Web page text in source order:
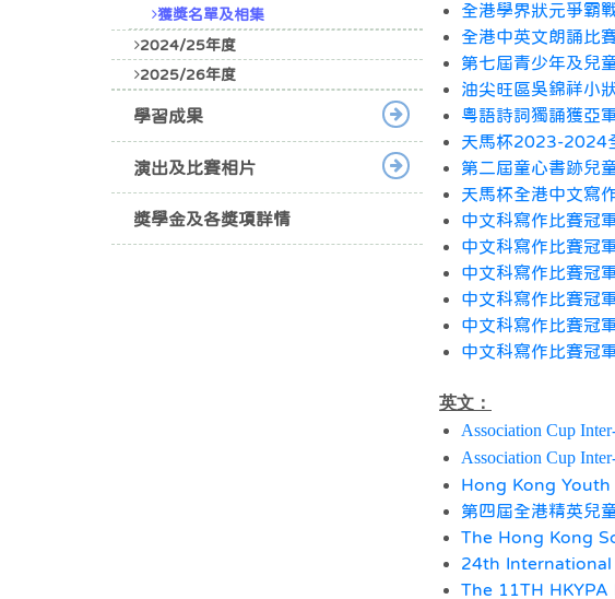
獲獎名單及相集
2024/25年度
2025/26年度
學習成果
演出及比賽相片
獎學金及各獎項詳情
全港學界狀元爭霸
全港中英文朗誦比
第七屆青少年及兒
油尖旺區吳錦祥小
粵語詩詞獨誦獲亞
天馬杯2023-2024
第二屆童心書跡兒
天馬杯全港中文寫
中文科寫作比賽冠
中文科寫作比賽冠
中文科寫作比賽冠
中文科寫作比賽冠
中文科寫作比賽冠
中文科寫作比賽冠
英文：
Association Cup
Association Cup
Hong Kong Youth
第四屆全港精英兒
The Hong Kong
24th International
The 11TH